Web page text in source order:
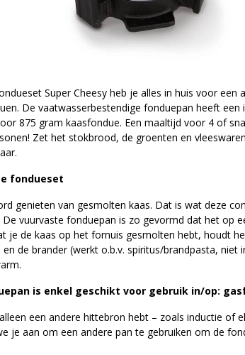
Super Cheesy heb je alles in huis voor een
De vaatwasserbestendige fonduepan heeft een
875 gram kaasfondue. Een maaltijd voor 4 of
Zet het stokbrood, de groenten en
fondueset
genieten van gesmolten kaas. Dat is wat deze
De vuurvaste fonduepan is zo gevormd dat het op
je de kaas op het fornuis gesmolten hebt, houdt
de brander (werkt o.b.v. spiritus/brandpasta, niet
is enkel geschikt voor gebruik in/op:
een andere hittebron hebt – zoals inductie of
je aan om een andere pan te gebruiken om de